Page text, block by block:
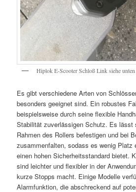
Hiplok E-Scooter Schloß Link siehe unten
Es gibt verschiedene Arten von
besonders geeignet sind. Ein robustes
beispielsweise durch seine flexible
Stabilität zuverlässigen Schutz. Es lässt
Rahmen des Rollers befestigen und bei
zusammenfalten, sodass es wenig Platz
einen hohen Sicherheitsstandard bietet.
sind leichter und flexibler in der
kurze Stopps macht. Einige Modelle
Alarmfunktion, die abschreckend auf